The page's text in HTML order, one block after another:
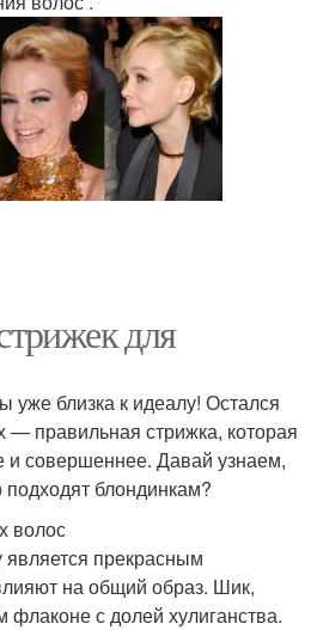
Стрижка до плеч
Модные стрижки
для
уже близка к идеалу! Остался
— правильная стрижка, которая
и совершеннее. Давай узнаем,
подходят блондинкам?
волос
прекрасным
на общий образ. Шик,
флаконе с долей хулиганства.